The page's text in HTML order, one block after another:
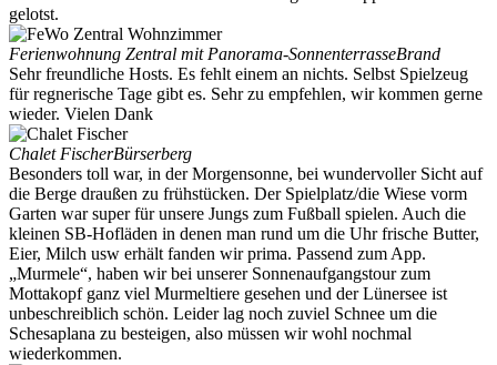
gelotst.
Ferienwohnung Zentral mit Panorama-SonnenterrasseBrand
Sehr freundliche Hosts. Es fehlt einem an nichts. Selbst Spielzeug
für regnerische Tage gibt es. Sehr zu empfehlen, wir kommen gerne
wieder. Vielen Dank
Chalet FischerBürserberg
Besonders toll war, in der Morgensonne, bei wundervoller Sicht auf
die Berge draußen zu frühstücken. Der Spielplatz/die Wiese vorm
Garten war super für unsere Jungs zum Fußball spielen. Auch die
kleinen SB-Hofläden in denen man rund um die Uhr frische Butter,
Eier, Milch usw erhält fanden wir prima. Passend zum App.
„Murmele“, haben wir bei unserer Sonnenaufgangstour zum
Mottakopf ganz viel Murmeltiere gesehen und der Lünersee ist
unbeschreiblich schön. Leider lag noch zuviel Schnee um die
Schesaplana zu besteigen, also müssen wir wohl nochmal
wiederkommen.